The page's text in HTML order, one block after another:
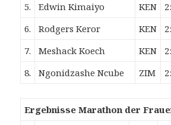
5.
Edwin Kimaiyo KEN
6.
Rodgers Keror KEN
7.
Meshack Koech KEN
8.
Ngonidzashe Ncube ZIM
Ergebnisse Marathon der